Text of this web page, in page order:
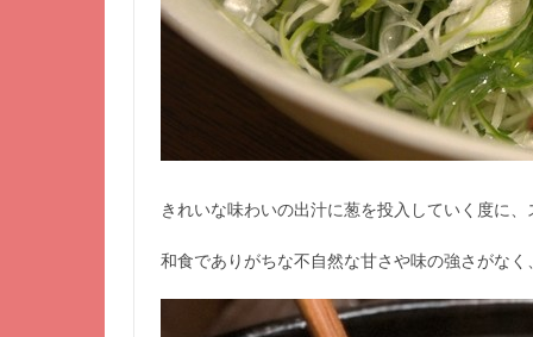
きれいな味わいの出汁に葱を投入していく度に
和食でありがちな不自然な甘さや味の強さがな